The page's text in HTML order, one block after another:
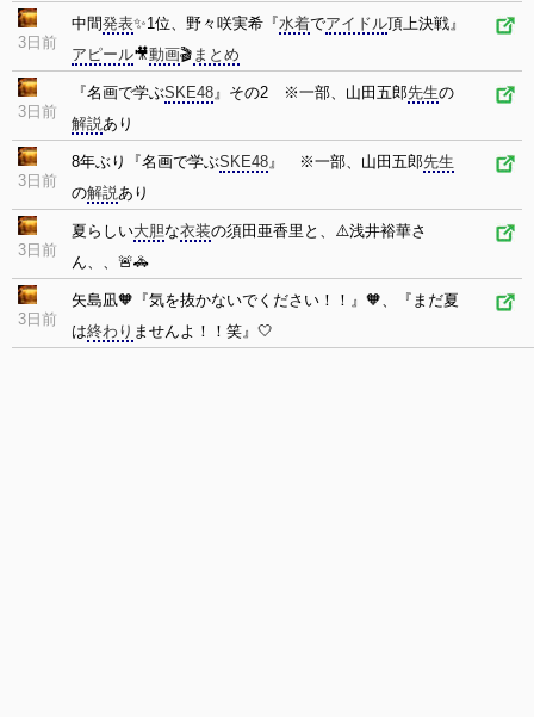
3日前
中間発表✨1位、野々咲実希『水着でアイドル頂上決戦』
アピール🎥動画🎬 まとめ
3日前
『名画で学ぶSKE48』その2 ※一部、山田五郎先生の
解説あり
3日前
8年ぶり『名画で学ぶSKE48』 ※一部、山田五郎先生
の解説あり
3日前
夏らしい大胆な衣装の須田亜香里と、⚠️浅井裕華さ
ん、、🚨🚓
3日前
矢島凪🧡『気を抜かないでください！！』🧡、『まだ夏
は終わり ませんよ！！笑』🤍